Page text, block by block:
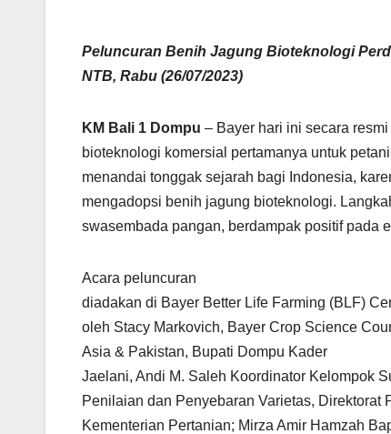
Peluncuran Benih Jagung Bioteknologi
NTB, Rabu (26/07/2023)
KM Bali 1 Dompu – Bayer hari ini secara
bioteknologi komersial pertamanya untuk
menandai tonggak sejarah bagi Indonesia,
mengadopsi benih jagung bioteknologi.
swasembada pangan, berdampak positif pada
Acara peluncuran
diadakan di Bayer Better Life Farming (BLF)
oleh Stacy Markovich, Bayer Crop Science
Asia & Pakistan, Bupati Dompu Kader
Jaelani, Andi M. Saleh Koordinator Kelompok
Penilaian dan Penyebaran Varietas, Direktorat
Kementerian Pertanian; Mirza Amir Hamzah